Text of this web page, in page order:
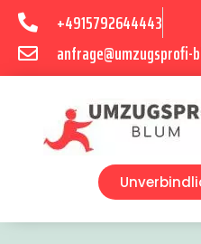
+4915792644443
anfrage@umzugsprofi-